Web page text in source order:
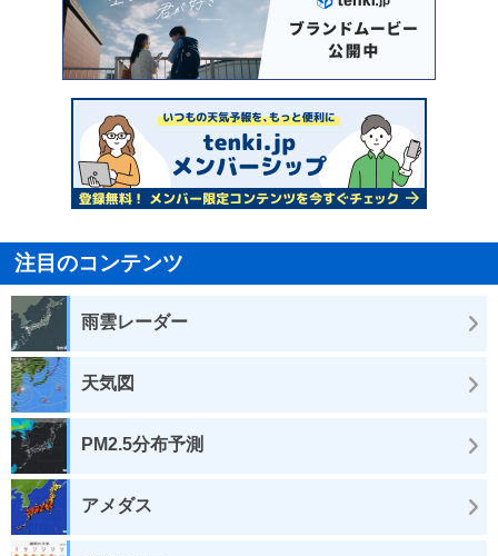
注目のコンテンツ
雨雲レーダー
天気図
PM2.5分布予測
アメダス